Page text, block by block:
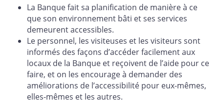
La Banque fait sa planification de manière à ce
que son environnement bâti et ses services
demeurent accessibles.
Le personnel, les visiteuses et les visiteurs sont
informés des façons d’accéder facilement aux
locaux de la Banque et reçoivent de l’aide pour ce
faire, et on les encourage à demander des
améliorations de l’accessibilité pour eux-mêmes,
elles-mêmes et les autres.